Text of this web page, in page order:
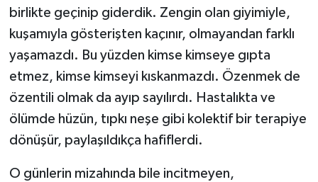
birlikte geçinip giderdik. Zengin olan giyimiyle,
kuşamıyla gösterişten kaçınır, olmayandan farklı
yaşamazdı. Bu yüzden kimse kimseye gıpta
etmez, kimse kimseyi kıskanmazdı. Özenmek de
özentili olmak da ayıp sayılırdı. Hastalıkta ve
ölümde hüzün, tıpkı neşe gibi kolektif bir terapiye
dönüşür, paylaşıldıkça hafiflerdi.
O günlerin mizahında bile incitmeyen,